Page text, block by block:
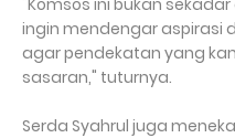
"Komsos ini bukan
ingin mendengar aspirasi
agar pendekatan yang
sasaran," tuturnya.
Serda Syahrul juga